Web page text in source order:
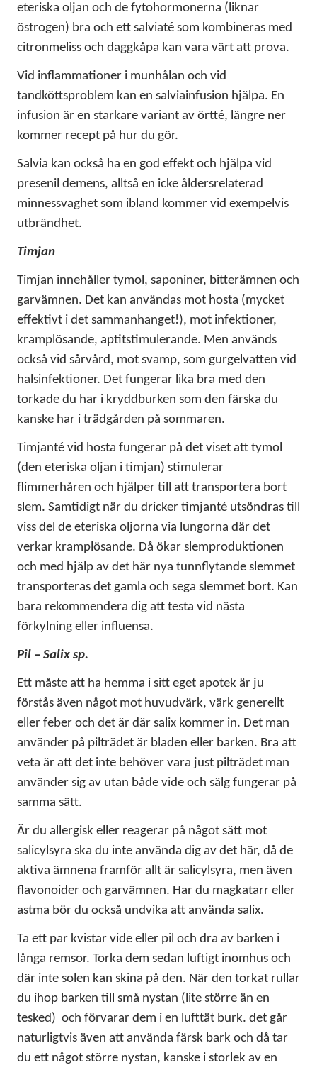
eteriska oljan och de fytohormonerna (liknar
östrogen) bra och ett salviaté som kombineras med
citronmeliss och daggkåpa kan vara värt att prova.
Vid inflammationer i munhålan och vid
tandköttsproblem kan en salviainfusion hjälpa. En
infusion är en starkare variant av örtté, längre ner
kommer recept på hur du gör.
Salvia kan också ha en god effekt och hjälpa vid
presenil demens, alltså en icke åldersrelaterad
minnessvaghet som ibland kommer vid exempelvis
utbrändhet.
Timjan
Timjan innehåller tymol, saponiner, bitterämnen och
garvämnen. Det kan användas mot hosta (mycket
effektivt i det sammanhanget!), mot infektioner,
kramplösande, aptitstimulerande. Men används
också vid sårvård, mot svamp, som gurgelvatten vid
halsinfektioner. Det fungerar lika bra med den
torkade du har i kryddburken som den färska du
kanske har i trädgården på sommaren.
Timjanté vid hosta fungerar på det viset att tymol
(den eteriska oljan i timjan) stimulerar
flimmerhåren och hjälper till att transportera bort
slem. Samtidigt när du dricker timjanté utsöndras till
viss del de eteriska oljorna via lungorna där det
verkar kramplösande. Då ökar slemproduktionen
och med hjälp av det här nya tunnflytande slemmet
transporteras det gamla och sega slemmet bort. Kan
bara rekommendera dig att testa vid nästa
förkylning eller influensa.
Pil – Salix sp.
Ett måste att ha hemma i sitt eget apotek är ju
förstås även något mot huvudvärk, värk generellt
eller feber och det är där salix kommer in. Det man
använder på pilträdet är bladen eller barken. Bra att
veta är att det inte behöver vara just pilträdet man
använder sig av utan både vide och sälg fungerar på
samma sätt.
Är du allergisk eller reagerar på något sätt mot
salicylsyra ska du inte använda dig av det här, då de
aktiva ämnena framför allt är salicylsyra, men även
flavonoider och garvämnen. Har du magkatarr eller
astma bör du också undvika att använda salix.
Ta ett par kvistar vide eller pil och dra av barken i
långa remsor. Torka dem sedan luftigt inomhus och
där inte solen kan skina på den. När den torkat rullar
du ihop barken till små nystan (lite större än en
tesked) och förvarar dem i en lufttät burk. det går
naturligtvis även att använda färsk bark och då tar
du ett något större nystan, kanske i storlek av en